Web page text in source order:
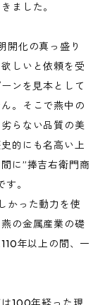
ました。
開化の真っ盛り
しいと依頼を受
ンを見本として
。そこで燕中の
らない品質の美
的にも名高い上
に”捧吉右衛門商
。
かった動力を使
の金属産業の礎
年以上の間、一